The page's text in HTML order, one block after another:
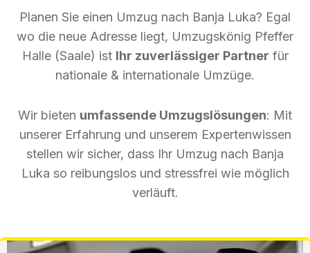
Planen Sie einen Umzug nach Banja Luka? Egal
wo die neue Adresse liegt, Umzugskönig Pfeffer
Halle (Saale) ist Ihr zuverlässiger Partner für
nationale & internationale Umzüge.
Wir bieten umfassende Umzugslösungen: Mit
unserer Erfahrung und unserem Expertenwissen
stellen wir sicher, dass Ihr Umzug nach Banja
Luka so reibungslos und stressfrei wie möglich
verläuft.